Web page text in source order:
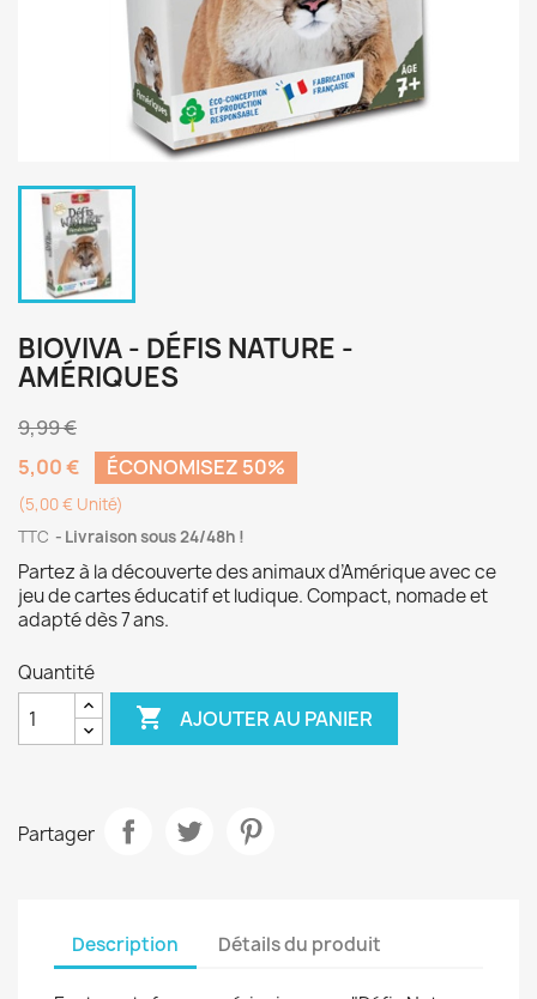
BIOVIVA - DÉFIS NATURE -
AMÉRIQUES
9,99 €
5,00 €
ÉCONOMISEZ 50%
(5,00 € Unité)
TTC
Livraison sous 24/48h !
Partez à la découverte des animaux d’Amérique avec ce
jeu de cartes éducatif et ludique. Compact, nomade et
adapté dès 7 ans.
Quantité
 AJOUTER AU PANIER
Partager
Description Détails du produit